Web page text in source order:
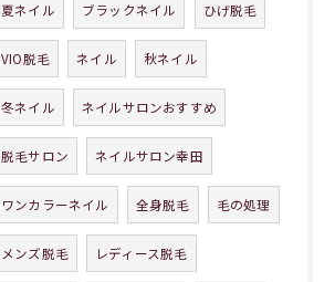
夏ネイル ブラックネイル ひげ脱毛
VIO脱毛 ネイル 秋ネイル
冬ネイル ネイルサロンおすすめ
脱毛サロン ネイルサロン幸田
ワンカラーネイル 全身脱毛 毛の処理
メンズ脱毛 レディース脱毛